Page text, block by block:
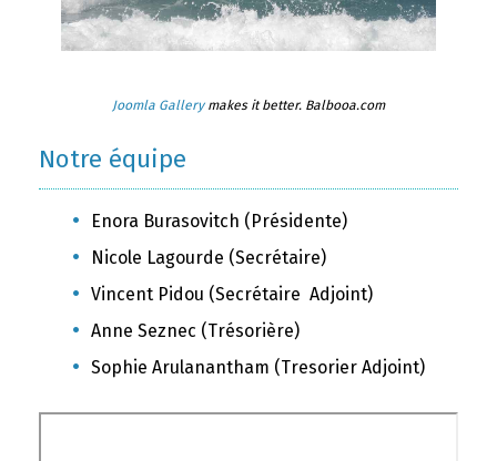
Joomla Gallerymakes it better. Balbooa.com
Notre équipe
Enora Burasovitch (Présidente)
Nicole Lagourde (Secrétaire)
Vincent Pidou (Secrétaire Adjoint)
Anne Seznec (Trésorière)
Sophie Arulanantham (Tresorier Adjoint)